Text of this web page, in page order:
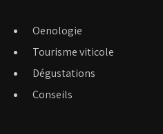
Oenologie
Tourisme viticole
Dégustations
Conseils